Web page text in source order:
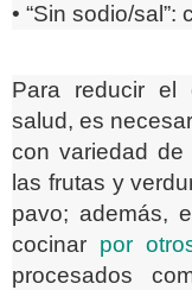
• “Sin sodio/
Para reducir el
salud, es
con variedad de
las frutas y
pavo; además,
cocinar por
procesados